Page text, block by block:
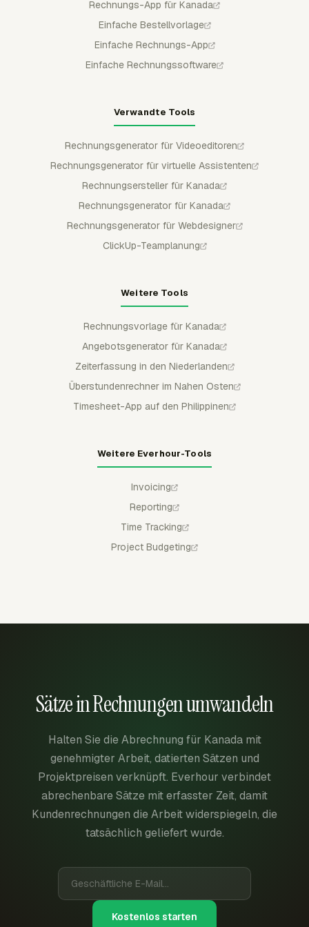
Rechnungs-App für Kanada
Einfache Bestellvorlage
Einfache Rechnungs-App
Einfache Rechnungssoftware
Verwandte Tools
Rechnungsgenerator für Videoeditoren
Rechnungsgenerator für virtuelle Assistenten
Rechnungsersteller für Kanada
Rechnungsgenerator für Kanada
Rechnungsgenerator für Webdesigner
ClickUp-Teamplanung
Weitere Tools
Rechnungsvorlage für Kanada
Angebotsgenerator für Kanada
Zeiterfassung in den Niederlanden
Überstundenrechner im Nahen Osten
Timesheet-App auf den Philippinen
Weitere Everhour-Tools
Invoicing
Reporting
Time Tracking
Project Budgeting
Sätze in Rechnungen umwandeln
Halten Sie die Abrechnung für Kanada mit
genehmigter Arbeit, datierten Sätzen und
Projektpreisen verknüpft. Everhour verbindet
abrechenbare Sätze mit erfasster Zeit, damit
Kundenrechnungen die Arbeit widerspiegeln, die
tatsächlich geliefert wurde.
Kostenlos starten